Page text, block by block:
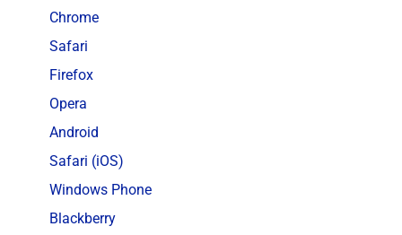
Chrome
Safari
Firefox
Opera
Android
Safari (iOS)
Windows Phone
Blackberry